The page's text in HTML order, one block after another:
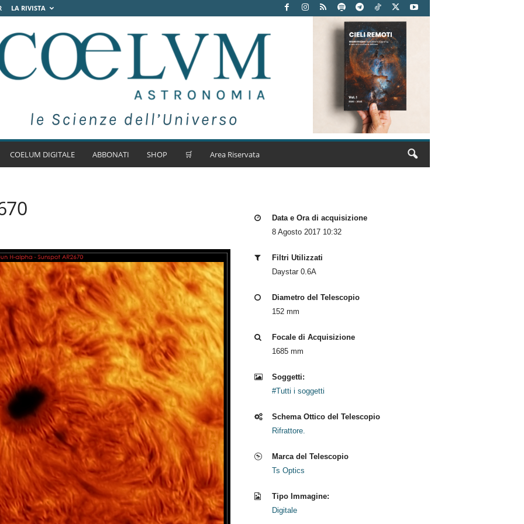
LA RIVISTA
COELUM DIGITALE ABBONATI SHOP 🛒 Area Riservata
Data e Ora di acquisizione
8 Agosto 2017 10:32
Filtri Utilizzati
Daystar 0.6A
Diametro del Telescopio
152 mm
Focale di Acquisizione
1685 mm
Soggetti:
#Tutti i soggetti
Schema Ottico del Telescopio
Rifrattore.
Marca del Telescopio
Ts Optics
Tipo Immagine:
Digitale